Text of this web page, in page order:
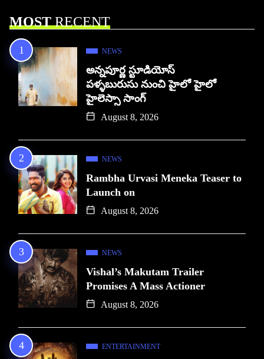
MOSTRECENT
NEWS
అన్నపూర్ణ స్టూడియోస్
పళ్ళబురుసు నుంచి హైలో హైలో
హైలెస్సా సాంగ్
August 8, 2026
NEWS
Rambha Urvasi Meneka Teaser to
Launch on
August 8, 2026
NEWS
Vishal’s Makutam Trailer
Promises A Mass Actioner
August 8, 2026
ENTERTAINMENT